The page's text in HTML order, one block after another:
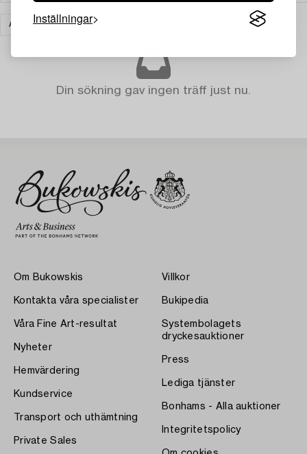
Inställningar
ASIATISK KERAMIK & KONSTHANTVERK
Din sökning gav ingen träff just nu.
Om Bukowskis
Kontakta våra specialister
Våra Fine Art-resultat
Nyheter
Hemvärdering
Kundservice
Transport och uthämtning
Private Sales
Villkor
Bukipedia
Systembolagets
dryckesauktioner
Press
Lediga tjänster
Bonhams - Alla auktioner
Integritetspolicy